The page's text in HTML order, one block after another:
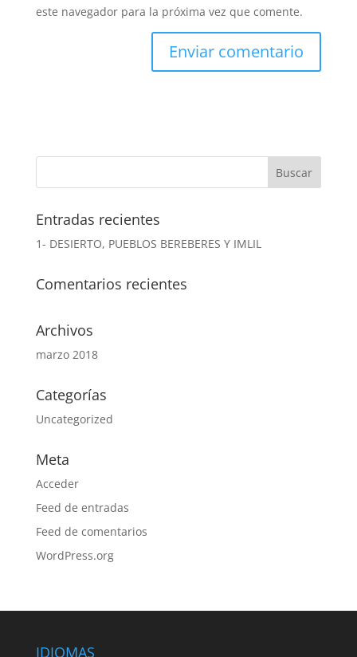
este navegador para la próxima vez que comente.
Entradas recientes
1- DESIERTO, PUEBLOS BEREBERES Y IMLIL
Comentarios recientes
Archivos
marzo 2018
Categorías
Uncategorized
Meta
Acceder
Feed de entradas
Feed de comentarios
WordPress.org
IDIOMAS